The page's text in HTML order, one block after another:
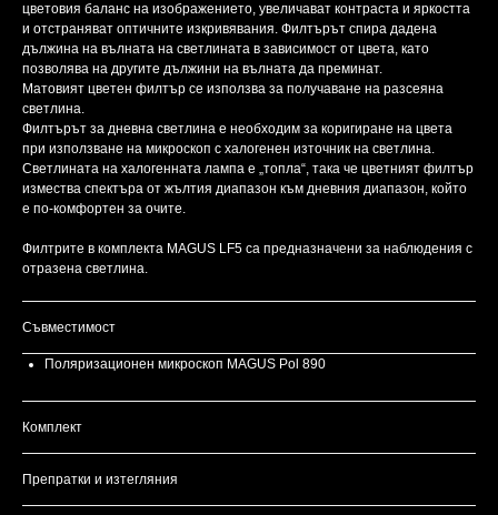
цветовия баланс на изображението, увеличават контраста и яркостта
и отстраняват оптичните изкривявания. Филтърът спира дадена
дължина на вълната на светлината в зависимост от цвета, като
позволява на другите дължини на вълната да преминат.
Матовият цветен филтър се използва за получаване на разсеяна
светлина.
Филтърът за дневна светлина е необходим за коригиране на цвета
при използване на микроскоп с халогенен източник на светлина.
Светлината на халогенната лампа е „топла“, така че цветният филтър
измества спектъра от жълтия диапазон към дневния диапазон, който
е по-комфортен за очите.
Филтрите в комплекта MAGUS LF5 са предназначени за наблюдения с
отразена светлина.
Съвместимост
Поляризационен микроскоп MAGUS Pol 890
Комплект
Препратки и изтегляния